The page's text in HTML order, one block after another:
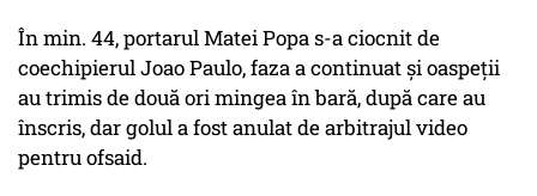
În min. 44, portarul Matei Popa s-a ciocnit de
coechipierul Joao Paulo, faza a continuat și oaspeții
au trimis de două ori mingea în bară, după care au
înscris, dar golul a fost anulat de arbitrajul video
pentru ofsaid.